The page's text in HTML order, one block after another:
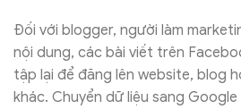
Đối với blogger, người làm
nội dung, các bài viết trên
tập lại để đăng lên website, blog
khác. Chuyển dữ liệu sang